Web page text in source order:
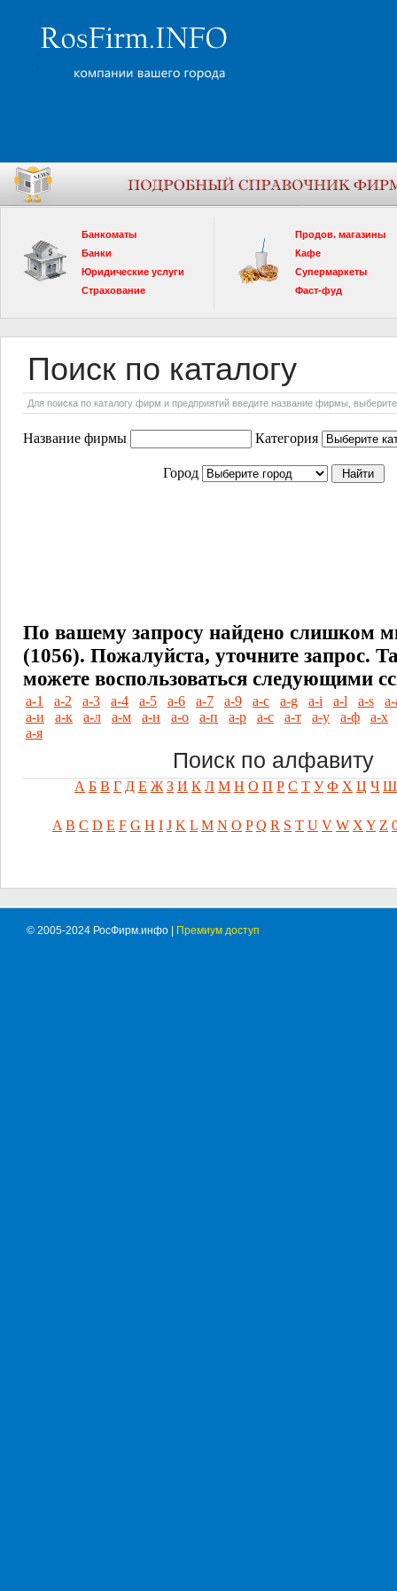
Банкоматы
Банки
Юридические услуги
Страхование
Продов. магазины
Кафе
Супермаркеты
Фаст-фуд
Поиск по каталогу
Для поиска по каталогу фирм и предприятий введите название фирмы, выберите
Название фирмы Категория
Город
По вашему запросу найдено слишком
(1056). Пожалуйста, уточните запрос.
можете воспользоваться следующими
а-1 а-2 а-3 а-4 а-5 а-6 а-7 а-9 а-c а-g а-i а-l а-s
а-и
а-к а-л а-м а-н а-о а-п а-р а-с а-т а-у а-ф
а-х
а-я
Поиск по алфавиту
А Б В Г Д Е Ж З И К Л М Н О П Р С Т У Ф Х Ц Ч Ш
A B C D E F G H I J K L M N O P Q R S T U V W X Y Z
© 2005-2024 РосФирм.инфо | Премиум доступ